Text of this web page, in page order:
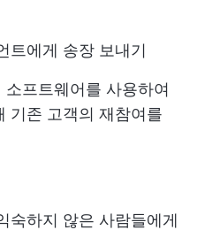
트에게 송장 보내기
프트웨어를 사용하여
기존 고객의 재참여를
숙하지 않은 사람들에게